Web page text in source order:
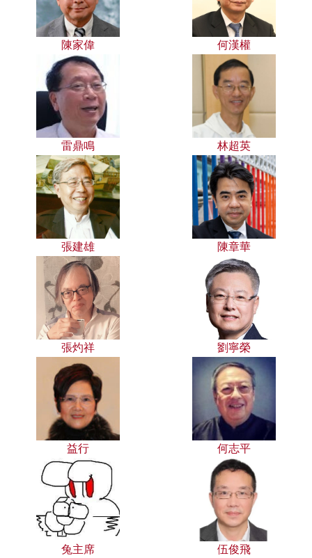
陳家偉 何漢權
雷鼎鳴 林超英
張建雄 陳章華
張灼祥 劉寧榮
益行 何志平
兔主席 伍俊飛